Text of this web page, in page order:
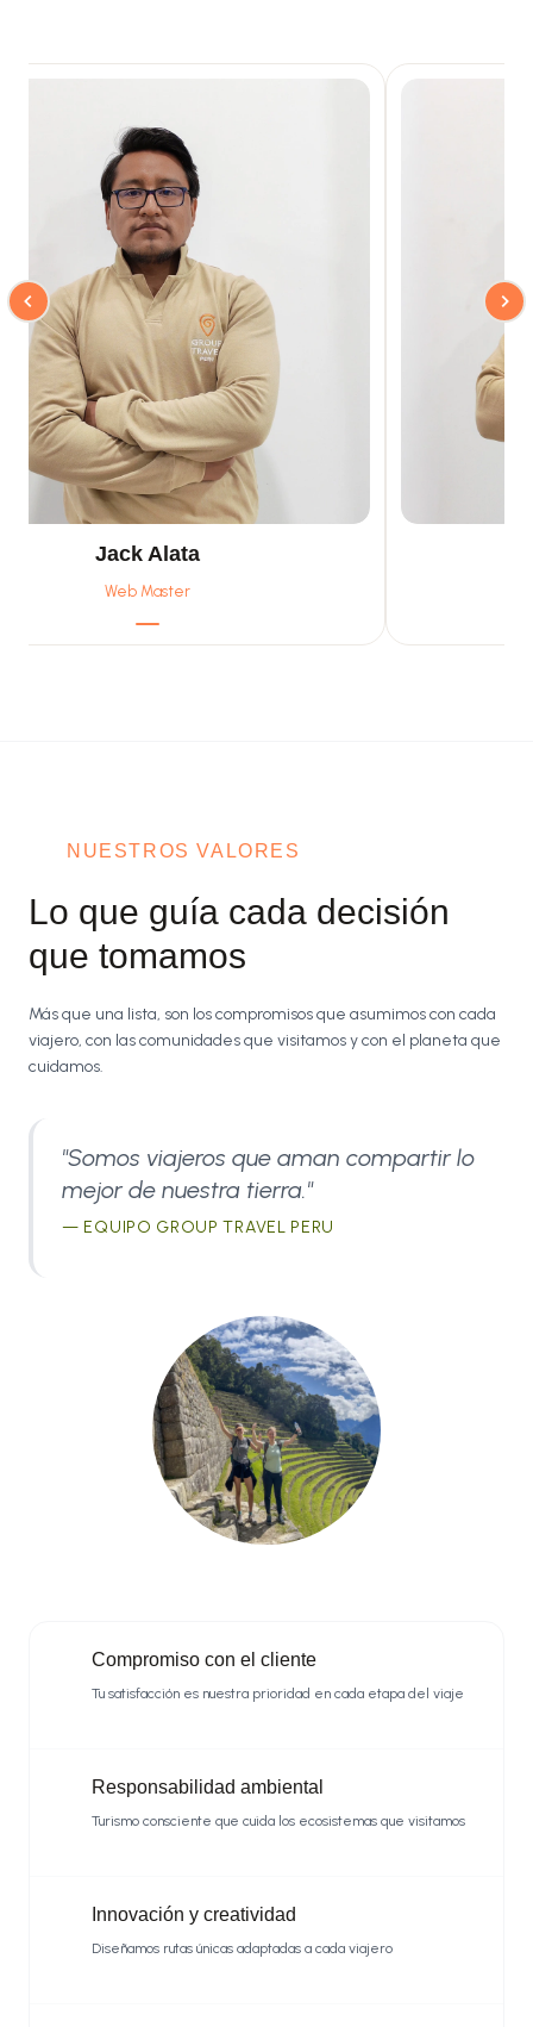
Jack Alata
Web Master
NUESTROS VALORES
Lo que guía cada decisión
que tomamos
Más que una lista, son los compromisos que asumimos con cada
viajero, con las comunidades que visitamos y con el planeta que
cuidamos.
"Somos viajeros que aman compartir lo
mejor de nuestra tierra."
— EQUIPO GROUP TRAVEL PERU
Compromiso con el cliente
Tu satisfacción es nuestra prioridad en cada etapa del viaje
Responsabilidad ambiental
Turismo consciente que cuida los ecosistemas que visitamos
Innovación y creatividad
Diseñamos rutas únicas adaptadas a cada viajero